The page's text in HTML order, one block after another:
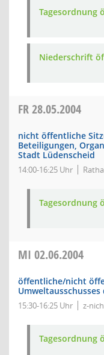
Tagesordnung
Niederschrift
FR28.05.2004
nicht öffentliche
Beteiligungen,
Stadt Lüdenscheid
14:00-16:25 Uhr
Tagesordnung
MI 02.06.2004
öffentliche/nicht
15:30-16:25 Uhr z-
Tagesordnung